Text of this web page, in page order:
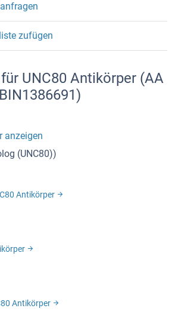
zufügen
UNC80 Antikörper (AA
anzeigen
(UNC80))
Antikörper
Antikörper